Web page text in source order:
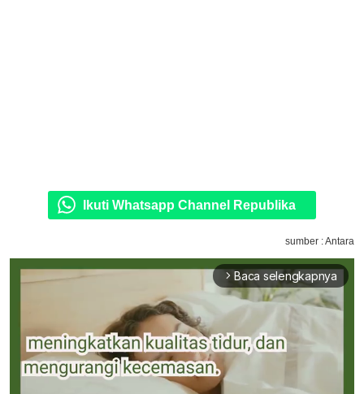
Ikuti Whatsapp Channel Republika
sumber : Antara
arrow_forward_ios Baca selengkapnya